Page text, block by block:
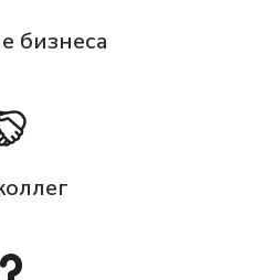
бизнеса